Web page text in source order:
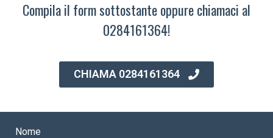
Compila il form sottostante oppure chiamaci al
0284161364!
CHIAMA 0284161364
Nome